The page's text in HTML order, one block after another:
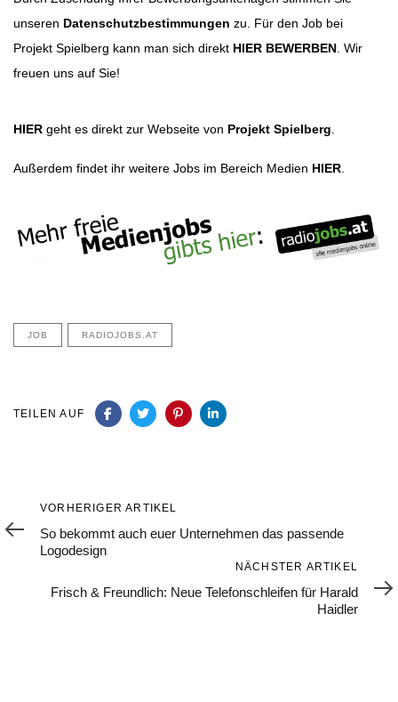
unseren Datenschutzbestimmungen zu. Für den Job bei
Projekt Spielberg kann man sich direkt HIER BEWERBEN. Wir
freuen uns auf Sie!
HIER geht es direkt zur Webseite von Projekt Spielberg
Außerdem findet ihr weitere Jobs im Bereich Medien HIER
JOB RADIOJOBS.AT
TEILEN AUF
Vorheriger
Artikel
VORHERIGER ARTIKEL
So bekommt auch euer Unternehmen das passende
Logodesign
NÄCHSTER ARTIKEL
Frisch & Freundlich: Neue Telefonschleifen für Harald
Haidler